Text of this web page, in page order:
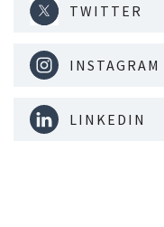
TWITTER
INSTAGRAM
LINKEDIN